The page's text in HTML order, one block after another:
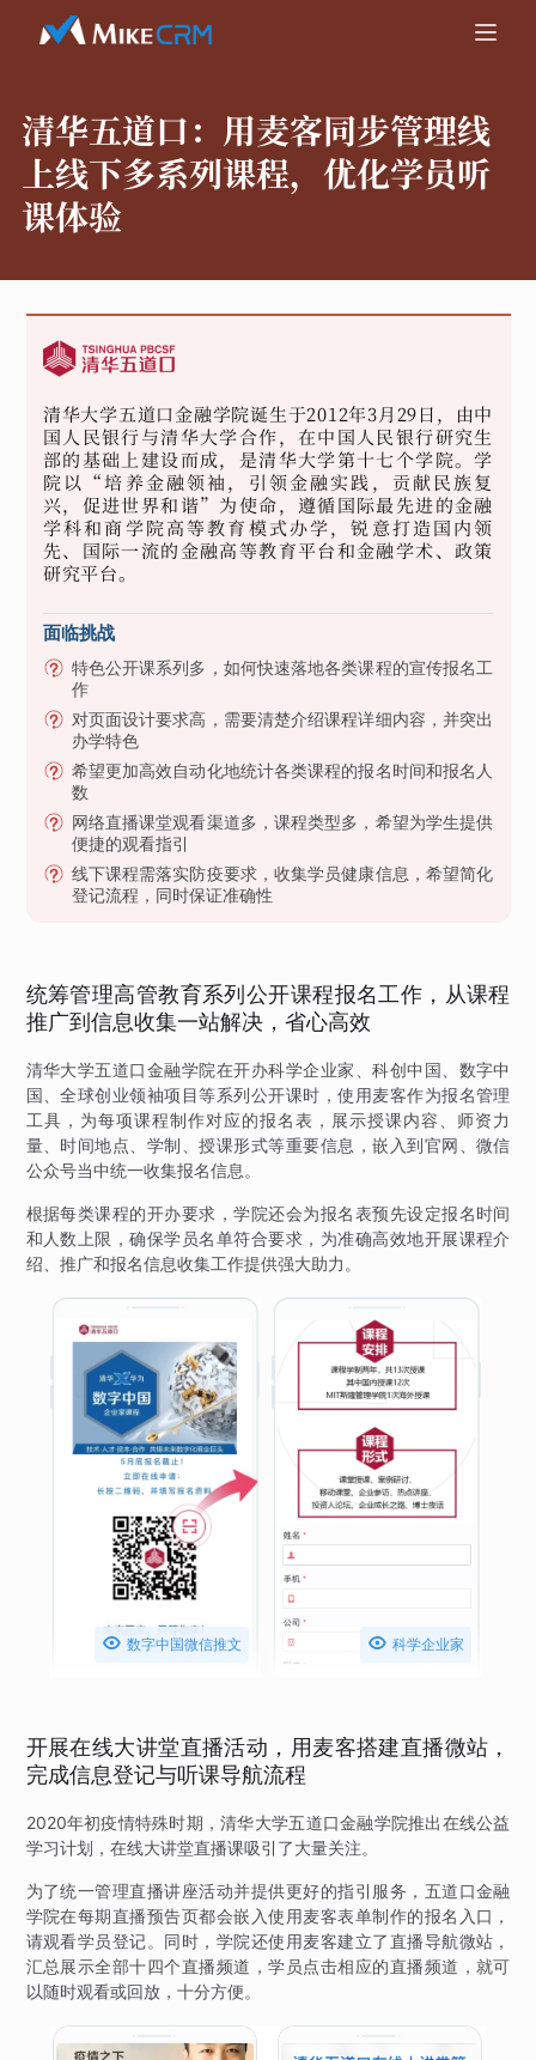
清华五道口： 用麦客同步管理线
上线下多系列课程，优化学员听
课体验
清华大学五道口金融学院诞生于2012年3月29日，由中
国人民银行与清华大学合作，在中国人民银行研究生
部的基础上建设而成，是清华大学第十七个学院。学
院以“培养金融领袖，引领金融实践，贡献民族复
兴，促进世界和谐”为使命，遵循国际最先进的金融
学科和商学院高等教育模式办学，锐意打造国内领
先、国际一流的金融高等教育平台和金融学术、政策
研究平台。
面临挑战
特色公开课系列多，如何快速落地各类课程的宣传报名工
作
对页面设计要求高，需要清楚介绍课程详细内容，并突出
办学特色
希望更加高效自动化地统计各类课程的报名时间和报名人
数
网络直播课堂观看渠道多，课程类型多，希望为学生提供
便捷的观看指引
线下课程需落实防疫要求，收集学员健康信息，希望简化
登记流程，同时保证准确性
统筹管理高管教育系列公开课程报名工作，从课程
推广到信息收集一站解决，省心高效
清华大学五道口金融学院在开办科学企业家、科创中国、数字中
国、全球创业领袖项目等系列公开课时，使用麦客作为报名管理
工具，为每项课程制作对应的报名表，展示授课内容、师资力
量、时间地点、学制、授课形式等重要信息，嵌入到官网、微信
公众号当中统一收集报名信息。
根据每类课程的开办要求，学院还会为报名表预先设定报名时间
和人数上限，确保学员名单符合要求，为准确高效地开展课程介
绍、推广和报名信息收集工作提供强大助力。
 数字中国微信推文  科学企业家
开展在线大讲堂直播活动，用麦客搭建直播微站，
完成信息登记与听课导航流程
2020年初疫情特殊时期，清华大学五道口金融学院推出在线公益
学习计划，在线大讲堂直播课吸引了大量关注。
为了统一管理直播讲座活动并提供更好的指引服务，五道口金融
学院在每期直播预告页都会嵌入使用麦客表单制作的报名入口，
请观看学员登记。同时，学院还使用麦客建立了直播导航微站，
汇总展示全部十四个直播频道，学员点击相应的直播频道，就可
以随时观看或回放，十分方便。